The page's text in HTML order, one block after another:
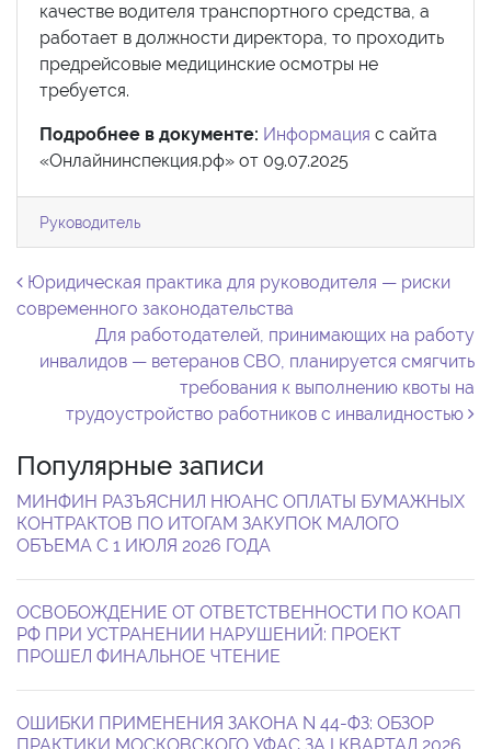
качестве водителя транспортного средства, а
работает в должности директора, то проходить
предрейсовые медицинские осмотры не
требуется.
Подробнее в документе: Информация с сайта
«Онлайнинспекция.рф» от 09.07.2025
Руководитель
Навигация по записям
Юридическая практика для руководителя — риски
современного законодательства
Для работодателей, принимающих на работу
инвалидов — ветеранов СВО, планируется смягчить
требования к выполнению квоты на
трудоустройство работников с инвалидностью
Популярные записи
МИНФИН РАЗЪЯСНИЛ НЮАНС ОПЛАТЫ БУМАЖНЫХ
КОНТРАКТОВ ПО ИТОГАМ ЗАКУПОК МАЛОГО
ОБЪЕМА С 1 ИЮЛЯ 2026 ГОДА
ОСВОБОЖДЕНИЕ ОТ ОТВЕТСТВЕННОСТИ ПО КОАП
РФ ПРИ УСТРАНЕНИИ НАРУШЕНИЙ: ПРОЕКТ
ПРОШЕЛ ФИНАЛЬНОЕ ЧТЕНИЕ
ОШИБКИ ПРИМЕНЕНИЯ ЗАКОНА N 44-ФЗ: ОБЗОР